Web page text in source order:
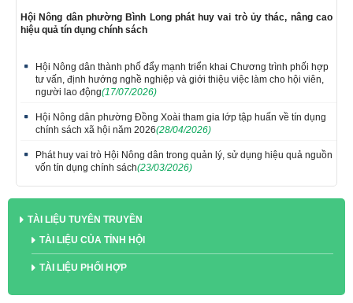
Hội Nông dân phường Bình Long phát huy vai trò ủy thác, nâng cao
hiệu quả tín dụng chính sách
Hội Nông dân thành phố đẩy mạnh triển khai Chương trình phối hợp
tư vấn, định hướng nghề nghiệp và giới thiệu việc làm cho hội viên,
người lao động(17/07/2026)
Hội Nông dân phường Đồng Xoài tham gia lớp tập huấn về tín dụng
chính sách xã hội năm 2026(28/04/2026)
Phát huy vai trò Hội Nông dân trong quản lý, sử dụng hiệu quả nguồn
vốn tín dụng chính sách(23/03/2026)
TÀI LIỆU TUYÊN TRUYỀN
TÀI LIỆU CỦA TỈNH HỘI
TÀI LIỆU PHỐI HỢP